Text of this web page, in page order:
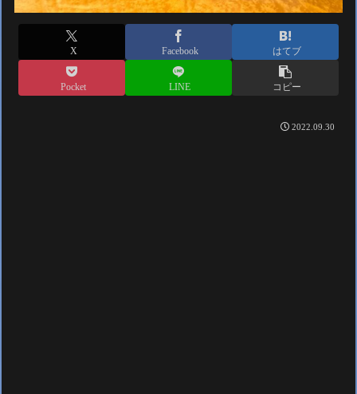
X Facebook はてブ
Pocket LINE コピー
2022.09.30